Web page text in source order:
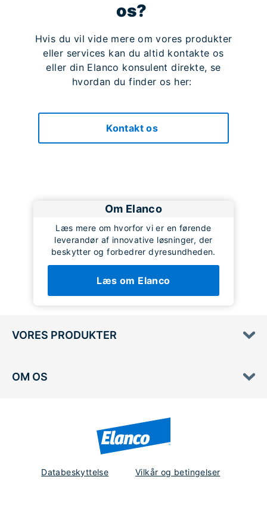
os?
Hvis du vil vide mere om vores produkter
eller services kan du altid kontakte os
eller din Elanco konsulent direkte, se
hvordan du finder os her:
Kontakt os
Om Elanco
Læs mere om hvorfor vi er en førende
leverandør af innovative løsninger, der
beskytter og forbedrer dyresundheden.
Læs om Elanco
VORES PRODUKTER
OM OS
Databeskyttelse Vilkår og betingelser